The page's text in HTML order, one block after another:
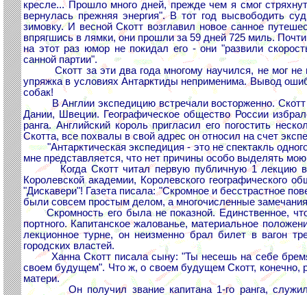
кресле... Прошло много дней, прежде чем я смог
вернулась прежняя энергия". В тот год высвободить
зимовку. И весной Скотт возглавил новое санное
впрягшись в лямки, они прошли за 59 дней 725 миль.
на этот раз юмор не покидал его - они "развили
санной партии".
Скотт за эти два года многому научился, не мог не
упряжка в условиях Антарктиды неприменима. Вывод
собак!
В Англии экспедицию встречали восторженно. Скотт
Дании, Швеции. Географическое общество России
ранга. Английский король пригласил его погостить
Скотта, все похвалы в свой адрес он относил на счет
"Антарктическая экспедиция - это не спектакль
мне представляется, что нет причины особо выделять
Когда Скотт читал первую публичную 1 лекцию в
Королевской академии, Королевского географического
"Дискавери"! Газета писала: "Скромное и бесстрастное
были совсем простым делом, а многочисленные
Скромность его была не показной. Единственное,
портного. Капитанское жалованье, материальное
лекционное турне, он неизменно брал билет в вагон
городских властей.
Ханна Скотт писала сыну: "Ты несешь на себе бремя
своем будущем". Что ж, о своем будущем Скотт, конечно,
матери.
Он получил звание капитана 1-го ранга, служил